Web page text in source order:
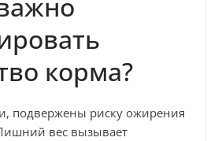
корма?
подвержены риску ожирения
вес вызывает